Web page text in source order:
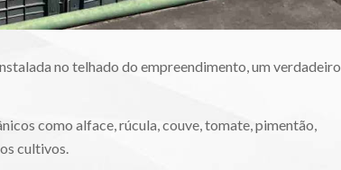
no telhado do empreendimento, um verdadeiro
como alface, rúcula, couve, tomate, pimentão,
cultivos.